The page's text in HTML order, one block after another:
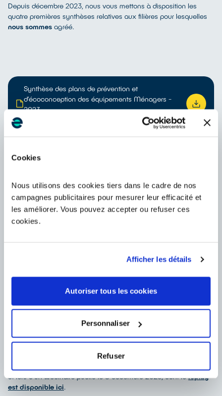
Cookies
Nous utilisons des cookies tiers dans le cadre de nos
campagnes publicitaires pour mesurer leur efficacité et
les améliorer. Vous pouvez accepter ou refuser ces
cookies.
Afficher les détails
Autoriser tous les cookies
Personnaliser
Refuser
Depuis décembre 2023, nous vous mettons à disposition les
quatre premières synthèses relatives aux filières pour lesquelles
nous sommes agréé.
Synthèse des plans de prévention et
d’écoconception des équipements Ménagers -
2023
d’écoconception des équipements Professionnels -
PDF - 849 ko
Synthèse des plans de prévention et
d’écoconception des Lampes - 2023
Synthèse des plans de prévention et
Les synthèses sur les EEE et Lampes ont été présentées en
et lors d’un webinaire public le 8 décembre 2023, dont lereplay
est disponible ici.